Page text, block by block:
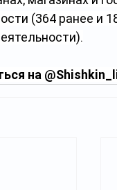
(364 ранее и
на